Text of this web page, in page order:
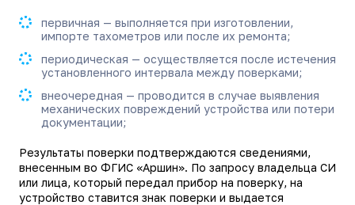
первичная — выполняется при изготовлении,
импорте тахометров или после их ремонта;
периодическая — осуществляется после истечения
установленного интервала между поверками;
внеочередная — проводится в случае выявления
механических повреждений устройства или потери
документации;
Результаты поверки подтверждаются сведениями,
внесенным во ФГИС «Аршин». По запросу владельца СИ
или лица, который передал прибор на поверку, на
устройство ставится знак поверки и выдается